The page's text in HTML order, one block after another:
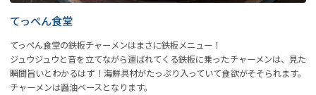
てっぺん食堂
てっぺん食堂の鉄板チャーメンはまさに鉄板メニュー！
ジュウジュウと音を立てながら運ばれてくる鉄板に乗ったチャーメンは、見た
瞬間旨いとわかるはず！海鮮具材がたっぷり入っていて食欲がそそられます。
チャーメンは醤油ベースとなります。